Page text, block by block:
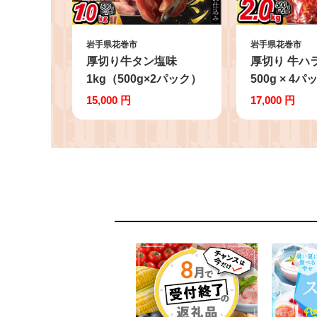
岩手県花巻市
厚切り牛タン塩味
1kg（500g×2パック）
焼肉 BBQ 【767】
15,000 円
岩手県花巻市
厚切り 牛ハ
500g × 4パ
【855】
17,000 円